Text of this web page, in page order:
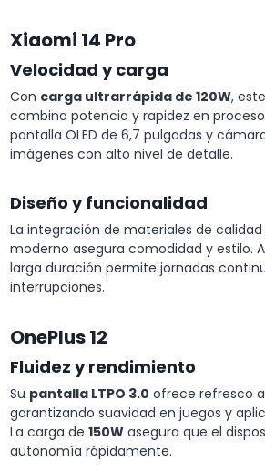
Xiaomi 14 Pro
Velocidad y carga
Con carga ultrarrápida de 120W,
combina potencia y rapidez en
pantalla OLED de 6,7 pulgadas y
imágenes con alto nivel de detalle.
Diseño y funcionalidad
La integración de materiales de calidad
moderno asegura comodidad y estilo.
larga duración permite jornadas
interrupciones.
OnePlus 12
Fluidez y rendimiento
Su pantalla LTPO 3.0 ofrece refresco
garantizando suavidad en juegos y
La carga de 150W asegura que el
autonomía rápidamente.